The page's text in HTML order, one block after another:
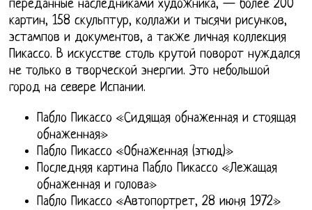
переданные наследниками художника, — более 200
картин, 158 скульптур, коллажи и тысячи рисунков,
эстампов и документов, а также личная коллекция
Пикассо. В искусстве столь крутой поворот нуждался
не только в творческой энергии. Это небольшой
город на севере Испании.
Пабло Пикассо «Сидящая обнаженная и стоящая
обнаженная»
Пабло Пикассо «Обнаженная (этюд)»
Последняя картина Пабло Пикассо «Лежащая
обнаженная и голова»
Пабло Пикассо «Автопортрет, 28 июня 1972»